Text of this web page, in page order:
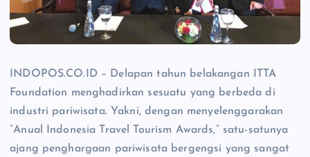
INDOPOS.CO.ID – Delapan tahun belakangan ITTA
Foundation menghadirkan sesuatu yang berbeda di
industri pariwisata. Yakni, dengan menyelenggarakan
”Anual Indonesia Travel Tourism Awards,” satu-satunya
ajang penghargaan pariwisata bergengsi yang sangat